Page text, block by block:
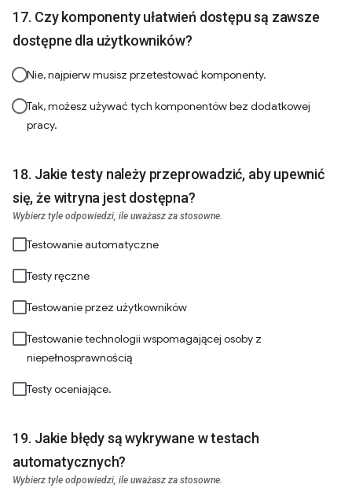
Czy komponenty ułatwień dostępu są zawsze
dostępne dla użytkowników?
Nie, najpierw musisz przetestować komponenty.
Tak, możesz używać tych komponentów bez dodatkowej
pracy.
Jakie testy należy przeprowadzić, aby upewnić
się, że witryna jest dostępna?
Wybierz tyle odpowiedzi, ile uważasz za stosowne.
Testowanie automatyczne
Testy ręczne
Testowanie przez użytkowników
Testowanie technologii wspomagającej osoby z
niepełnosprawnością
Testy oceniające.
Jakie błędy są wykrywane w testach
automatycznych?
Wybierz tyle odpowiedzi, ile uważasz za stosowne.